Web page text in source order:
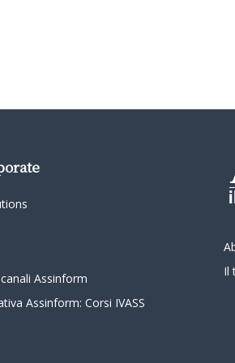
Assinform
Assinform: Corsi IVASS
Il